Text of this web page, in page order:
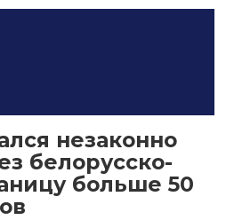
незаконно
белорусско-
больше 50